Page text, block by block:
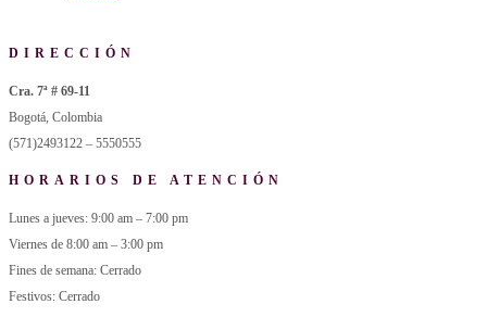
DIRECCIÓN
Cra. 7ª # 69-11
Bogotá, Colombia
(571)2493122 – 5550555
HORARIOS DE ATENCIÓN
Lunes a jueves: 9:00 am – 7:00 pm
Viernes de 8:00 am – 3:00 pm
Fines de semana: Cerrado
Festivos: Cerrado